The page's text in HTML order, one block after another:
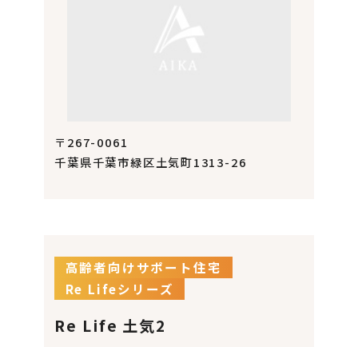
〒267-0061
千葉県千葉市緑区土気町1313-26
高齢者向けサポート住宅
Re Lifeシリーズ
Re Life 土気2